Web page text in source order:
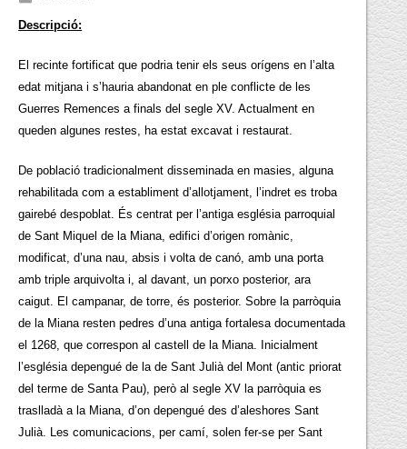
Descripció:
El recinte fortificat que podria tenir els seus orígens en l’alta
edat mitjana i s’hauria abandonat en ple conflicte de les
Guerres Remences a finals del segle XV. Actualment en
queden algunes restes, ha estat excavat i restaurat.
De població tradicionalment disseminada en masies, alguna
rehabilitada com a establiment d’allotjament, l’indret es troba
gairebé despoblat. És centrat per l’antiga església parroquial
de Sant Miquel de la Miana, edifici d’origen romànic,
modificat, d’una nau, absis i volta de canó, amb una porta
amb triple arquivolta i, al davant, un porxo posterior, ara
caigut. El campanar, de torre, és posterior. Sobre la parròquia
de la Miana resten pedres d’una antiga fortalesa documentada
el 1268, que correspon al castell de la Miana. Inicialment
l’església depengué de la de Sant Julià del Mont (antic priorat
del terme de Santa Pau), però al segle XV la parròquia es
traslladà a la Miana, d’on depengué des d’aleshores Sant
Julià. Les comunicacions, per camí, solen fer-se per Sant